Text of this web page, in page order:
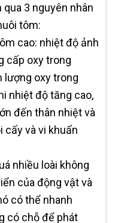
3 nguyên nhân
tôm:
cao: nhiệt độ ảnh
cấp oxy trong
lượng oxy trong
nhiệt độ tăng cao,
đến thân nhiệt và
cấy và vi khuẩn
nhiều loài không
của động vật và
có thể nhanh
có chỗ để phát